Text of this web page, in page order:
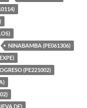
NINABAMBA (PE061306)
(PE221002)
DE)